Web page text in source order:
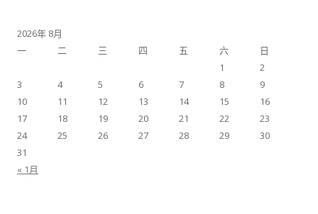
2026年 8月
一
二 三 四 五 六
日
1
2
3
4 5 6 7 8
9
10
11 12 13 14 15
16
17
18 19 20 21 22
23
24
25 26 27 28 29
30
31
« 1月